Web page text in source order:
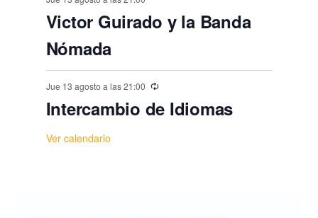
Victor Guirado y la Banda
Nómada
Jue 13 agosto a las 21:00
Intercambio de Idiomas
Ver calendario